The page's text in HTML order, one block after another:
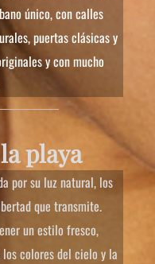
único, con calles
puertas clásicas y
y con mucho
playa
por su luz natural, los
que transmite.
un estilo fresco,
colores del cielo y la